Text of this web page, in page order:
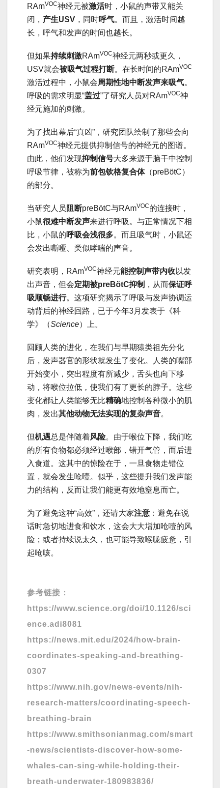
RAmVOC神经元被激活时，小鼠的声带又能关
闭， 产生USV ，同时呼气。而且，激活时间越
长，呼气和发声的时间也越长。
但如果持续刺激RAmVOC神经元两秒或更久，
USV就会被吸气过程打断。在长时间的RAmVOC
激活过程中，小鼠会周期性地中断发声来吸气。
呼吸的需求明显“盖过”了研究人员对RAmVOC神
经元施加的刺激。
为了找出幕后“真凶”，研究团队绘制了那些会向
RAmVOC神经元提供抑制信号的神经元的图谱。
由此，他们发现抑制信号大多来源于脑干中控制
呼吸节律，被称为前包钦格复合体（preBötC）
的部分。
当研究人员阻断preBötC与RAmVOC的连接时，
小鼠很难中断发声来进行呼吸。与正常情况下相
比，小鼠的呼吸会浅很多。而且吸气时，小鼠还
会发出嘶哑、类似哮喘的声音。
研究表明，RAmVOC神经元能控制声带内收以发
出声音，但会定期被preBötC抑制 ，从而保证呼
吸顺畅进行。这项研究揭示了呼吸与发声协调运
动背后的神经回路，已于今年3月发表于《科
学》（Science）上。
回顾人类的进化，在我们与早期猿类祖先分化
后，发声器官的形状就发生了变化。人类的嘴部
开始变小，突出程度有所减少，舌头也向下移
动，将喉位拉低，使我们有了更长的脖子。这些
变化都让人类能够无比精确地控制各种微小的肌
肉，发出其他动物无法实现的复杂声音。
但机遇总是伴随着风险。由于喉位下降，我们吃
的所有食物都必须经过喉部，错开气管，而后进
入食道。这其中的惊险在于，一旦食物走错位
置，就会发生呛噎。似乎，这些提升我们发声能
力的结构，反而让我们能更有效地窒息而亡。
为了避免这种“高效”，还请大家注意 ：避免在说
话时急切地进食和饮水，这会大大增加呛噎的风
险；或者持续说太久，也可能导致喉咙疲惫，引
起呛咳。
参考链接：
https://www.science.org/doi/10.1126/sci
ence.adi8081
https://news.mit.edu/2024/how-brain-
coordinates-speaking-and-breathing-
0307
https://www.nih.gov/news-events/nih-
research-matters/coordinating-speech-
breathing-brain
https://www.smithsonianmag.com/smart
-news/scientists-discover-how-some-
whales-can-sing-while-holding-their-
breath-underwater-180983836/